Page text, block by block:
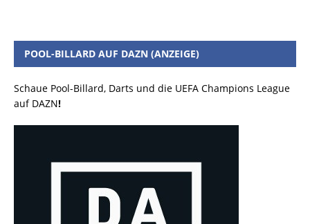
POOL-BILLARD AUF DAZN (ANZEIGE)
Schaue Pool-Billard, Darts und die UEFA Champions League
auf DAZN!